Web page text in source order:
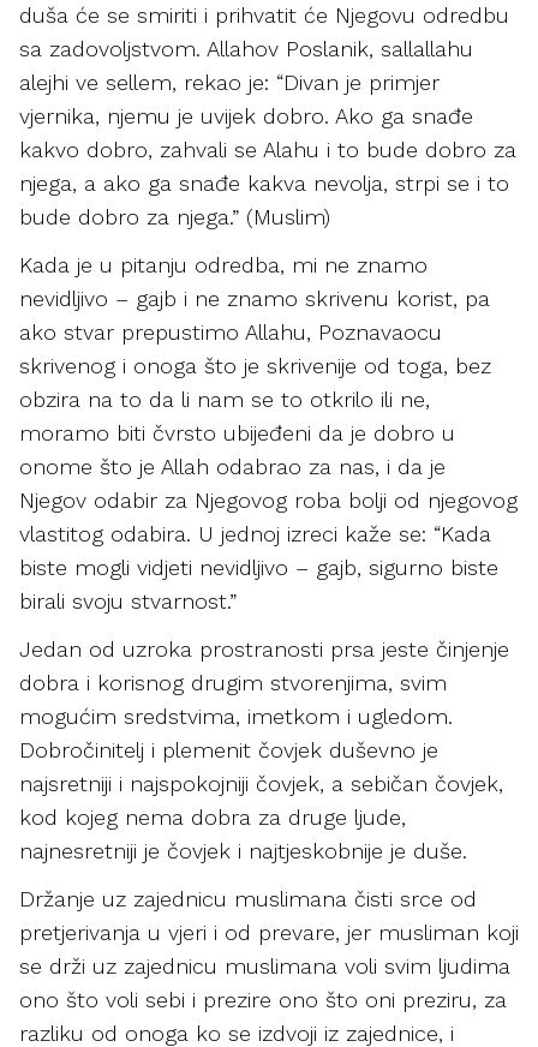
duša će se smiriti i prihvatit će Njegovu odredbu
sa zadovoljstvom. Allahov Poslanik, sallallahu
alejhi ve sellem, rekao je: “Divan je primjer
vjernika, njemu je uvijek dobro. Ako ga snađe
kakvo dobro, zahvali se Alahu i to bude dobro za
njega, a ako ga snađe kakva nevolja, strpi se i to
bude dobro za njega.” (Muslim)
Kada je u pitanju odredba, mi ne znamo
nevidljivo – gajb i ne znamo skrivenu korist, pa
ako stvar prepustimo Allahu, Poznavaocu
skrivenog i onoga što je skrivenije od toga, bez
obzira na to da li nam se to otkrilo ili ne,
moramo biti čvrsto ubijeđeni da je dobro u
onome što je Allah odabrao za nas, i da je
Njegov odabir za Njegovog roba bolji od njegovog
vlastitog odabira. U jednoj izreci kaže se: “Kada
biste mogli vidjeti nevidljivo – gajb, sigurno biste
birali svoju stvarnost.”
Jedan od uzroka prostranosti prsa jeste činjenje
dobra i korisnog drugim stvorenjima, svim
mogućim sredstvima, imetkom i ugledom.
Dobročinitelj i plemenit čovjek duševno je
najsretniji i najspokojniji čovjek, a sebičan čovjek,
kod kojeg nema dobra za druge ljude,
najnesretniji je čovjek i najtjeskobnije je duše.
Držanje uz zajednicu muslimana čisti srce od
pretjerivanja u vjeri i od prevare, jer musliman koji
se drži uz zajednicu muslimana voli svim ljudima
ono što voli sebi i prezire ono što oni preziru, za
razliku od onoga ko se izdvoji iz zajednice, i